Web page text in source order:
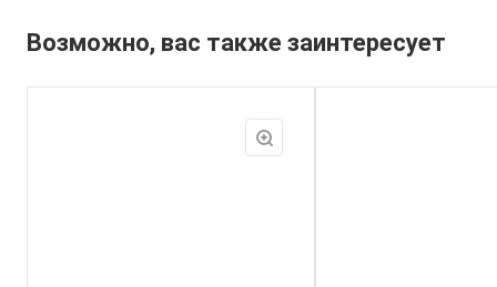
Возможно, вас также заинтересует